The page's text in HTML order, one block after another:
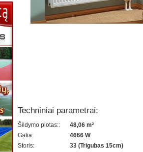
Techniniai parametrai:
Šildymo plotas::
48,06 m²
Galia:
4666 W
Storis:
33 (Trigubas 15cm)